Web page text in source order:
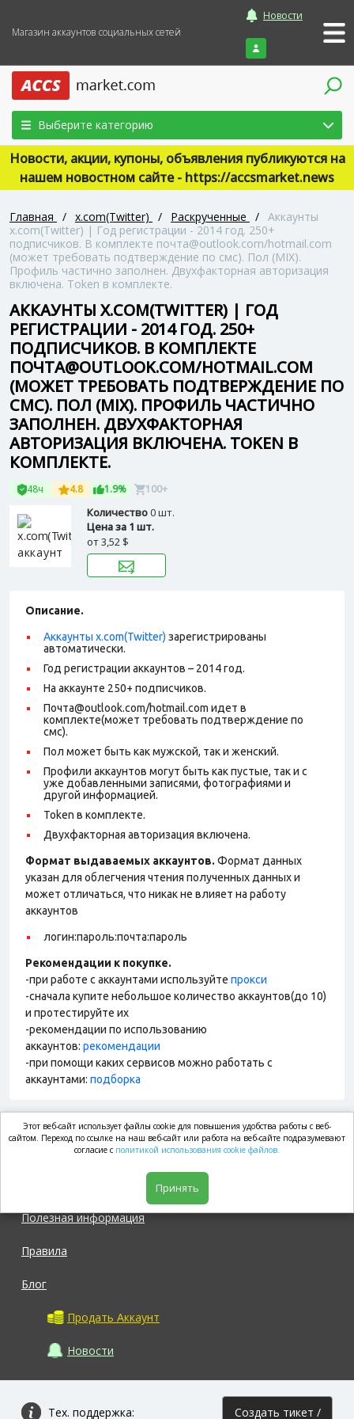
Магазин аккаунтов социальных сетей
Новости
Войти
Выберите категорию
Новости, акции, купоны, объявления публикуются на
нашем новостном сайте - https://accsmarket.news
Главная / x.com(Twitter) / Раскрученные / Аккаунты
x.com(Twitter) | Год регистрации - 2014 год. 250+
подписчиков. В комплекте почта@outlook.com/hotmail.com
(может требовать подтверждение по смс). Пол (MIX).
Профиль частично заполнен. Двухфакторная авторизация
включена. Token в комплекте.
АККАУНТЫ X.COM(TWITTER) | ГОД
РЕГИСТРАЦИИ - 2014 ГОД. 250+
ПОДПИСЧИКОВ. В КОМПЛЕКТЕ
ПОЧТА@OUTLOOK.COM/HOTMAIL.COM
(МОЖЕТ ТРЕБОВАТЬ ПОДТВЕРЖДЕНИЕ ПО
СМС). ПОЛ (MIX). ПРОФИЛЬ ЧАСТИЧНО
ЗАПОЛНЕН. ДВУХФАКТОРНАЯ
АВТОРИЗАЦИЯ ВКЛЮЧЕНА. TOKEN В
КОМПЛЕКТЕ.
48ч 4.8 1.9% 100+
Количество0 шт.
Цена за 1 шт.
от3,52 $
Описание.
Аккаунты x.com(Twitter) зарегистрированы
автоматически.
Год регистрации аккаунтов – 2014 год.
На аккаунте 250+ подписчиков.
Почта@outlook.com/hotmail.com идет в
комплекте(может требовать подтверждение по
смс).
Пол может быть как мужской, так и женский.
Профили аккаунтов могут быть как пустые, так и с
уже добавленными записями, фотографиями и
другой информацией.
Token в комплекте.
Двухфакторная авторизация включена.
Формат выдаваемых аккаунтов. Формат данных
указан для облегчения чтения полученных данных и
может отличаться, что никак не влияет на работу
аккаунтов
логин:пароль:почта:пароль
Рекомендации к покупке.
-при работе с аккаунтами используйте прокси
-сначала купите небольшое количество аккаунтов(до 10)
и протестируйте их
-рекомендации по использованию
аккаунтов: рекомендации
-при помощи каких сервисов можно работать с
аккаунтами: подборка
market.com
Полезная информация
Правила
Блог
Продать Аккаунт
Новости
Тех. поддержка: Создать тикет /
Этот веб-сайт использует файлы cookie для повышения удобства работы с веб-
сайтом. Переход по ссылке на наш веб-сайт или работа на веб-сайте подразумевают
согласие с политикой использования cookie файлов.
Принять